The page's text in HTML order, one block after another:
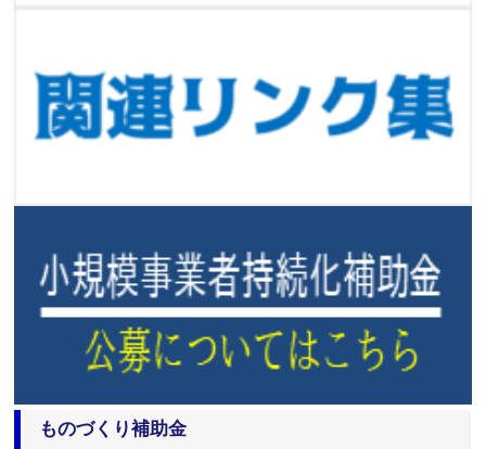
ものづくり補助金